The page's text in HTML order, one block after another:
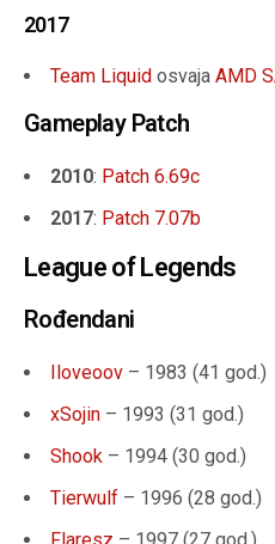
2017
Team Liquid osvaja AMD
Gameplay Patch
2010: Patch 6.69c
2017: Patch 7.07b
League of Legends
Rođendani
Iloveoov – 1983 (41 god.)
xSojin – 1993 (31 god.)
Shook – 1994 (30 god.)
Tierwulf – 1996 (28 god.)